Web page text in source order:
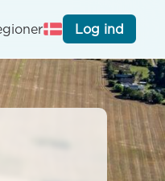
Log ind